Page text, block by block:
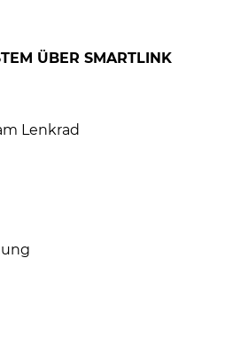
ÜBER SMARTLINK
Lenkrad